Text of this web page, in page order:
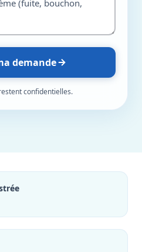
demande
confidentielles.